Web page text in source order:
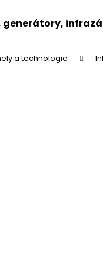
generátory,
a technologie
Co